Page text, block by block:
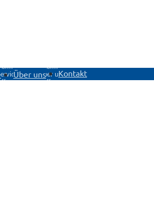
Über uns
Untermenü
Über uns
öffnen
Kontakt